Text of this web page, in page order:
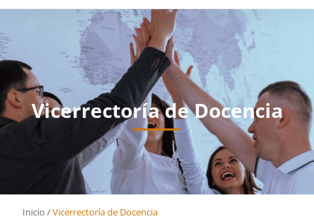
Vicerrectoría de Docencia
Inicio /Vicerrectoría de Docencia